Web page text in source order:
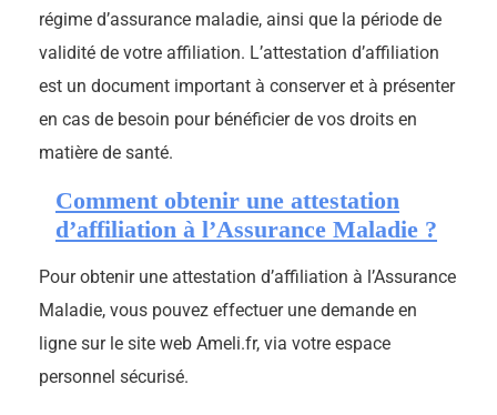
régime d’assurance maladie, ainsi que la période de
validité de votre affiliation. L’attestation d’affiliation
est un document important à conserver et à présenter
en cas de besoin pour bénéficier de vos droits en
matière de santé.
Comment obtenir une attestation
d’affiliation à l’Assurance Maladie ?
Pour obtenir une attestation d’affiliation à l’Assurance
Maladie, vous pouvez effectuer une demande en
ligne sur le site web Ameli.fr, via votre espace
personnel sécurisé.